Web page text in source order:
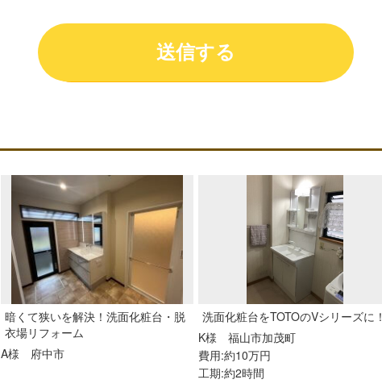
暗くて狭いを解決！洗面化粧台・脱
衣場リフォーム
A様 府中市
洗面化粧台をTOTOのVシリーズに！
K様 福山市加茂町
費用:約10万円
工期:約2時間